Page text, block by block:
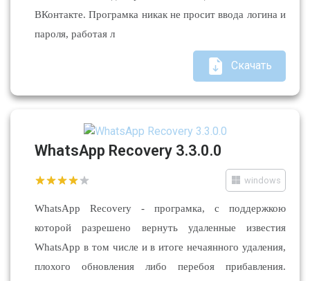
ВКонтакте. Програмка никак не просит ввода логина и
пароля, работая л
Скачать
WhatsApp Recovery 3.3.0.0
windows
WhatsApp Recovery - програмка, c поддержкою
которой разрешено вернуть удаленные известия
WhatsApp в том числе и в итоге нечаянного удаления,
плохого обновления либо перебоя прибавления.